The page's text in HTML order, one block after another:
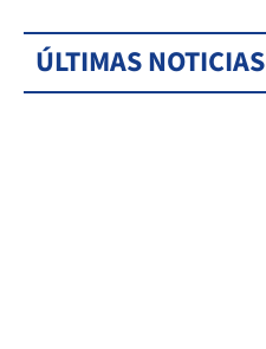
ÚLTIMAS NOTICIAS